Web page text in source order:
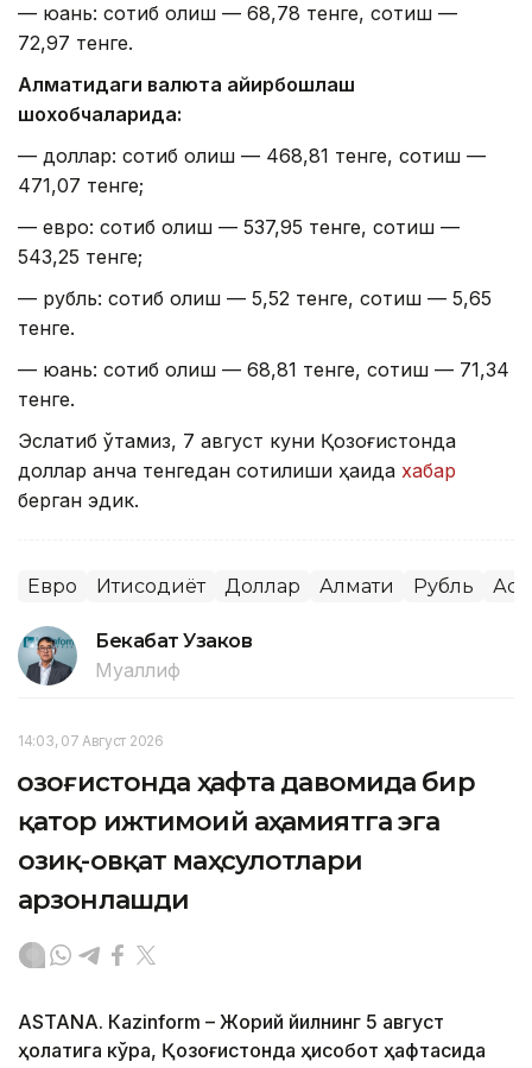
— юань: сотиб олиш — 68,78 тенге, сотиш —
72,97 тенге.
Алматидаги валюта айирбошлаш
шохобчаларида:
— доллар: сотиб олиш — 468,81 тенге, сотиш —
471,07 тенге;
— евро: сотиб олиш — 537,95 тенге, сотиш —
543,25 тенге;
— рубль: сотиб олиш — 5,52 тенге, сотиш — 5,65
тенге.
— юань: сотиб олиш — 68,81 тенге, сотиш — 71,34
тенге.
Эслатиб ўтамиз, 7 август куни Қозоғистонда
доллар қанча тенгедан сотилиши ҳақида хабар
берган эдик.
Евро Иқтисодиёт Доллар Алмати Рубль
Бекабат Узаков
Муаллиф
14:03, 07 Август 2026
Қозоғистонда ҳафта давомида бир
қатор ижтимоий аҳамиятга эга
озиқ-овқат маҳсулотлари
арзонлашди
ASTANА. Кazinform – Жорий йилнинг 5 август
ҳолатига кўра, Қозоғистонда ҳисобот ҳафтасида